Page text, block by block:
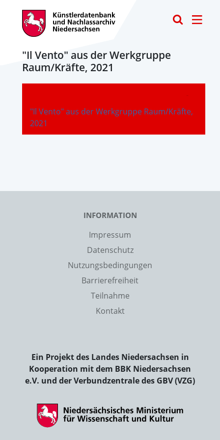
"Il Vento" aus der Werkgruppe
Raum/Kräfte, 2021
"Il Vento" aus der Werkgruppe Raum/Kräfte,
2021
-
INFORMATION
Impressum
Datenschutz
Nutzungsbedingungen
Barrierefreiheit
Teilnahme
Kontakt
Ein Projekt des Landes Niedersachsen in
Kooperation mit dem BBK Niedersachsen
e.V. und der Verbundzentrale des GBV (VZG)